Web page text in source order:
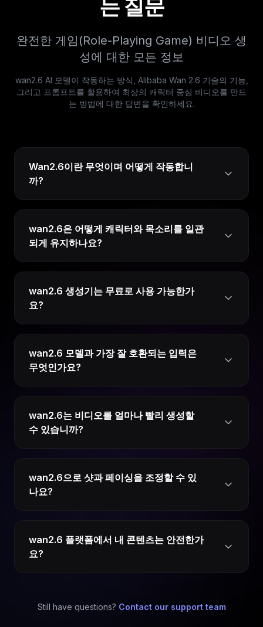
는 질문
완전한 게임(Role-Playing Game) 비디오 생
성에 대한 모든 정보
wan2.6 AI 모델이 작동하는 방식, Alibaba Wan 2.6 기술의 기능,
그리고 프롬프트를 활용하여 최상의 캐릭터 중심 비디오를 만드
는 방법에 대한 답변을 확인하세요.
Wan2.6이란 무엇이며 어떻게 작동합니
까?
wan2.6은 어떻게 캐릭터와 목소리를 일관
되게 유지하나요?
wan2.6 생성기는 무료로 사용 가능한가
요?
wan2.6 모델과 가장 잘 호환되는 입력은
무엇인가요?
wan2.6는 비디오를 얼마나 빨리 생성할
수 있습니까?
wan2.6으로 샷과 페이싱을 조정할 수 있
나요?
wan2.6 플랫폼에서 내 콘텐츠는 안전한가
요?
Still have questions? Contact our support team